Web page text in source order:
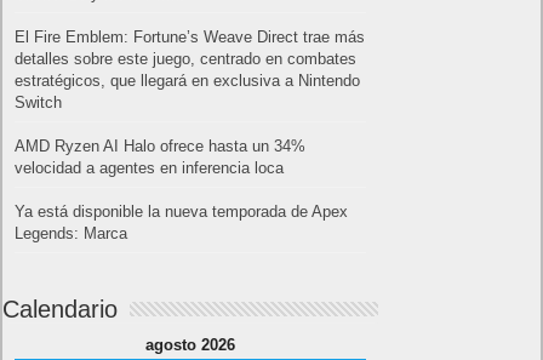
El Fire Emblem: Fortune’s Weave Direct trae más
detalles sobre este juego, centrado en combates
estratégicos, que llegará en exclusiva a Nintendo
Switch
AMD Ryzen AI Halo ofrece hasta un 34%
velocidad a agentes en inferencia loca
Ya está disponible la nueva temporada de Apex
Legends: Marca
Calendario
agosto 2026